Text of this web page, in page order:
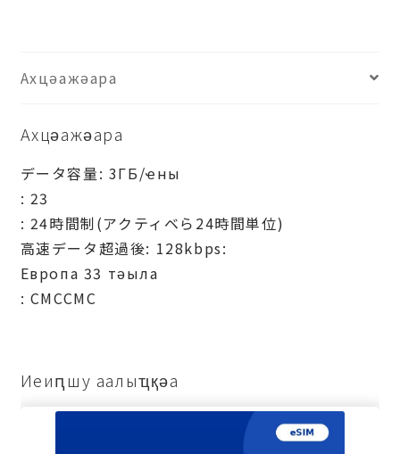
Ахцәажәара
Ахцәажәара
データ容量: 3ГБ/ҽны
: 23
: 24時間制(アクティベら24時間単位)
高速データ超過後: 128kbps:
Европа 33 тәыла
: СМССМС
Иеиԥшу аалыҵқәа